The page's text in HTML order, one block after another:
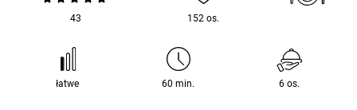
43 152 os.
łatwe 60 min. 6 os.